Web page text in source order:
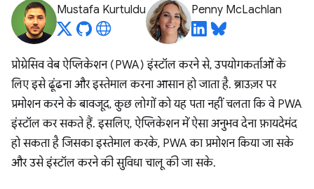
Mustafa Kurtuldu Penny McLachlan
प्रोग्रेसिव वेब ऐप्लिकेशन (PWA) इंस्टॉल करने से, उपयोगकर्ताओं के
लिए इसे ढूंढना और इस्तेमाल करना आसान हो जाता है. ब्राउज़र पर
प्रमोशन करने के बावजूद, कुछ लोगों को यह पता नहीं चलता कि वे PWA
इंस्टॉल कर सकते हैं. इसलिए, ऐप्लिकेशन में ऐसा अनुभव देना फ़ायदेमंद
हो सकता है जिसका इस्तेमाल करके, PWA का प्रमोशन किया जा सके
और उसे इंस्टॉल करने की सुविधा चालू की जा सके.